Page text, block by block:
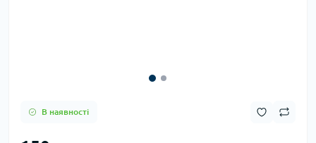
В наявності